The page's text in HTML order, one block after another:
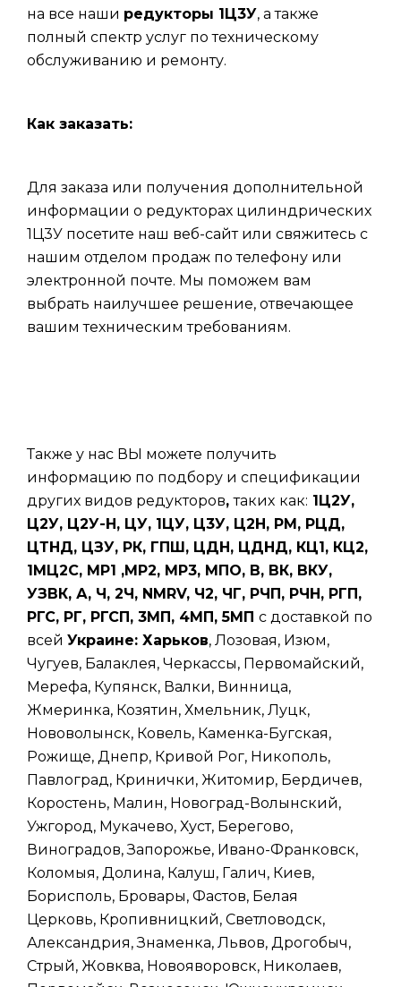
на все наши редукторы 1Ц3У, а также
полный спектр услуг по техническому
обслуживанию и ремонту.
Как заказать:
Для заказа или получения дополнительной
информации о редукторах цилиндрических
1Ц3У посетите наш веб-сайт или свяжитесь с
нашим отделом продаж по телефону или
электронной почте. Мы поможем вам
выбрать наилучшее решение, отвечающее
вашим техническим требованиям.
Также у нас ВЫ можете получить
информацию по подбору и спецификации
других видов редукторов,таких как: 1Ц2У,
Ц2У, Ц2У-Н, ЦУ, 1ЦУ, Ц3У, Ц2Н, РМ, РЦД,
ЦТНД, ЦЗУ, РК, ГПШ, ЦДН, ЦДНД, КЦ1, КЦ2,
1МЦ2С, МР1 ,МР2, МР3, МПО, В, ВК, ВКУ,
УЗВК, А, Ч, 2Ч, NMRV, Ч2, ЧГ, РЧП, РЧН, РГП,
РГС, РГ, РГСП, 3МП, 4МП, 5МП с доставкой по
всей Украине: Харьков, Лозовая, Изюм,
Чугуев, Балаклея, Черкассы, Первомайский,
Мерефа, Купянск, Валки, Винница,
Жмеринка, Козятин, Хмельник, Луцк,
Нововолынск, Ковель, Каменка-Бугская,
Рожище, Днепр, Кривой Рог, Никополь,
Павлоград, Кринички, Житомир, Бердичев,
Коростень, Малин, Новоград-Волынский,
Ужгород, Мукачево, Хуст, Берегово,
Виноградов, Запорожье, Ивано-Франковск,
Коломыя, Долина, Калуш, Галич, Киев,
Борисполь, Бровары, Фастов, Белая
Церковь, Кропивницкий, Светловодск,
Александрия, Знаменка, Львов, Дрогобыч,
Стрый, Жовква, Новояворовск, Николаев,